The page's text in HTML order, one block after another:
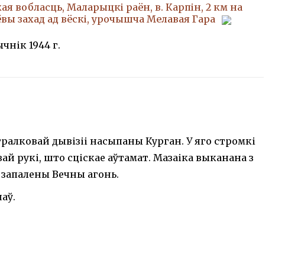
вобласць, Маларыцкі раён, в. Карпін, 2 км на
захад ад вёскі, урочышча Мелавая Гара
1944 г.
дывізіі насыпаны Курган. У яго стромкі
рукі, што сціскае аўтамат. Мазаіка выканана з
Вечны агонь.